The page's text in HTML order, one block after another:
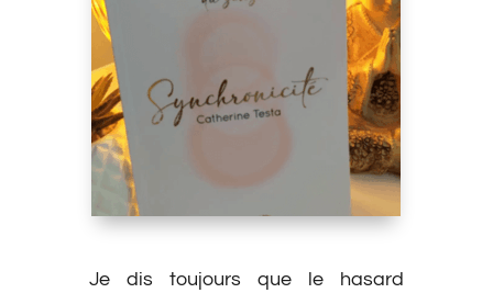
Je dis toujours que le hasard